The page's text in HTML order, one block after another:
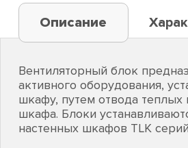
Описание
Вентиляторный блок
активного оборудования,
шкафу, путем отвода
шкафа. Блоки
настенных шкафов TLK